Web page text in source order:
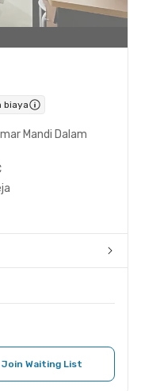
biaya
Mandi Dalam
Join Waiting List